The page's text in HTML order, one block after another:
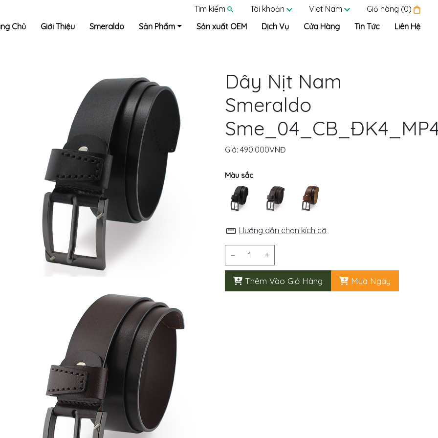
Tìm kiếm Tài khoản Viet Nam
Giỏ hàng (0)
Chủ
Giới Thiệu Smeraldo Sản Phẩm Sản xuất OEM Dịch Vụ Cửa Hàng Tin Tức Liên Hệ
Dây Nịt Nam
Smeraldo
Giá: 490.000VNĐ
Màu sắc
Hướng dẫn chọn kích cỡ
− +
Thêm Vào Giỏ Hàng Mua Ngay